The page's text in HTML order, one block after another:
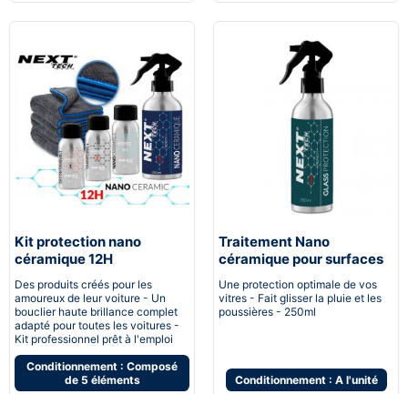
Kit protection nano
céramique 12H
Des produits créés pour les
amoureux de leur voiture - Un
bouclier haute brillance complet
adapté pour toutes les voitures -
Kit professionnel prêt à l'emploi
Conditionnement : Composé
de 5 éléments
Traitement Nano
céramique pour surfaces
Une protection optimale de vos
vitres - Fait glisser la pluie et les
poussières - 250ml
Conditionnement : A l'unité